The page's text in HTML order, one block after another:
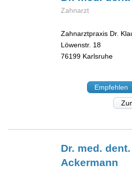
Zahnarzt
Zahnarztpraxis Dr.
Löwenstr. 18
76199 Karlsruhe
Empfehlen
Dr. med.
Ackermann